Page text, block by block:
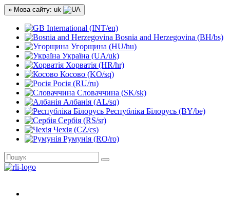
» Мова сайту: uk
International (INT/en)
Bosnia and Herzegovina (BH/bs)
Угорщина (HU/hu)
Україна (UA/uk)
Хорватія (HR/hr)
Косово (KO/sq)
Росія (RU/ru)
Словаччина (SK/sk)
Албанія (AL/sq)
Республіка Білорусь (BY/be)
Сербія (RS/sr)
Чехія (CZ/cs)
Румунія (RO/ro)